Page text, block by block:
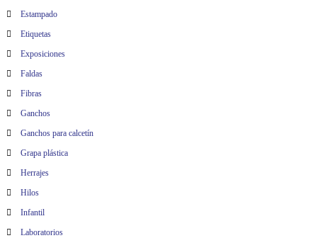
Estampado
Etiquetas
Exposiciones
Faldas
Fibras
Ganchos
Ganchos para calcetín
Grapa plástica
Herrajes
Hilos
Infantil
Laboratorios